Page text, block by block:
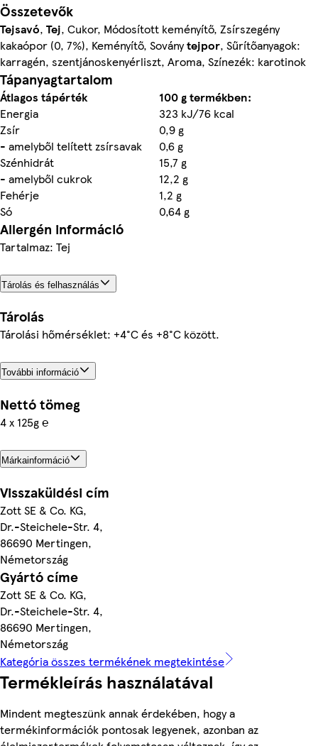
Összetevők
Tejsavó, Tej, Cukor, Módosított keményítő, Zsírszegény
kakaópor (0, 7%), Keményítő, Soványtejpor, Sűrítőanyagok:
karragén, szentjánoskenyérliszt, Aroma, Színezék: karotinok
Tápanyagtartalom
Átlagos tápérték
100 g termékben:
Energia
323 kJ/76 kcal
Zsír
0,9 g
- amelyből telített zsírsavak
0,6 g
Szénhidrát
15,7 g
- amelyből cukrok
12,2 g
Fehérje
1,2 g
Só
0,64 g
Allergén információ
Tartalmaz: Tej
Tárolás és felhasználás
Tárolás
Tárolási hőmérséklet: +4°C és +8°C között.
További információ
Nettó tömeg
4 x 125g ℮
Márkainformáció
Visszaküldési cím
Zott SE & Co. KG,
Dr.-Steichele-Str. 4,
86690 Mertingen,
Németország
Gyártó címe
Zott SE & Co. KG,
Dr.-Steichele-Str. 4,
86690 Mertingen,
Németország
Kategória összes termékének megtekintése
Termékleírás használatával
Mindent megteszünk annak érdekében, hogy a
termékinformációk pontosak legyenek, azonban az